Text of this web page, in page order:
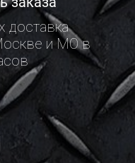
доставка
и МО в